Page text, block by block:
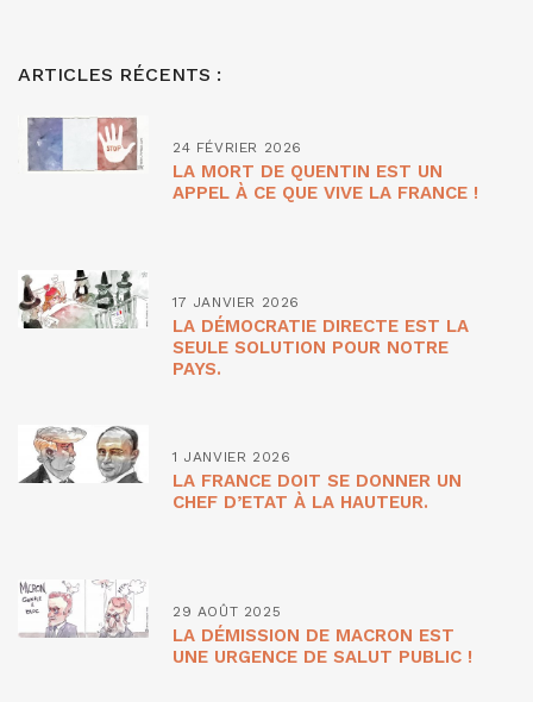
ARTICLES RÉCENTS :
24 FÉVRIER 2026
LA MORT DE QUENTIN EST UN
APPEL À CE QUE VIVE LA FRANCE !
17 JANVIER 2026
LA DÉMOCRATIE DIRECTE EST LA
SEULE SOLUTION POUR NOTRE
PAYS.
1 JANVIER 2026
LA FRANCE DOIT SE DONNER UN
CHEF D’ETAT À LA HAUTEUR.
29 AOÛT 2025
LA DÉMISSION DE MACRON EST
UNE URGENCE DE SALUT PUBLIC !